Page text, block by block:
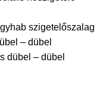
szigetelőszalag
– dübel
dübel – dübel